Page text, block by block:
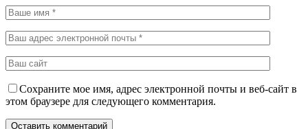
Сохраните мое имя, адрес электронной почты и веб-сайт в
этом браузере для следующего комментария.